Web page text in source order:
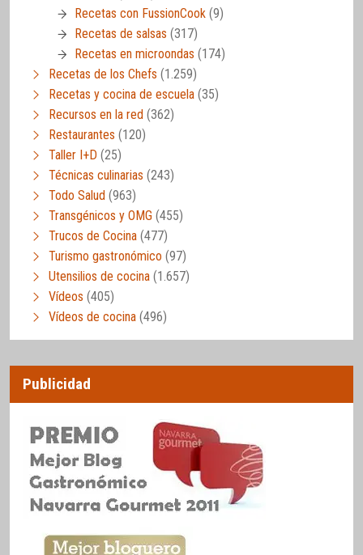
Recetas con FussionCook (9)
Recetas de salsas (317)
Recetas en microondas (174)
Recetas de los Chefs (1.259)
Recetas y cocina de escuela (35)
Recursos en la red (362)
Restaurantes (120)
Taller I+D (25)
Técnicas culinarias (243)
Todo Salud (963)
Transgénicos y OMG (455)
Trucos de Cocina (477)
Turismo gastronómico (97)
Utensilios de cocina (1.657)
Vídeos (405)
Vídeos de cocina (496)
Publicidad